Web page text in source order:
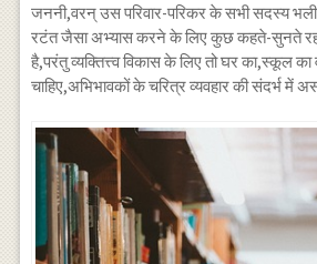
जननी,वरन् उस परिवार-परिकर के सभी सदस्य
रटंत जैसा अभ्यास करने के लिए कुछ कहते-सुनते
है,परंतु व्यक्तित्त्व विकास के लिए तो घर का,स्कूल का
चाहिए,अभिभावकों के चरित्र व्यवहार की संदर्भ में